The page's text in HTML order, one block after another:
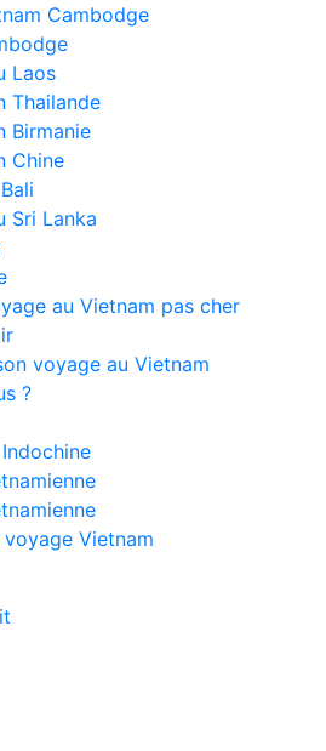
Cambodge
Laos
Thailande
Birmanie
Chine
Sri Lanka
au Vietnam pas cher
voyage au Vietnam
?
voyage Vietnam